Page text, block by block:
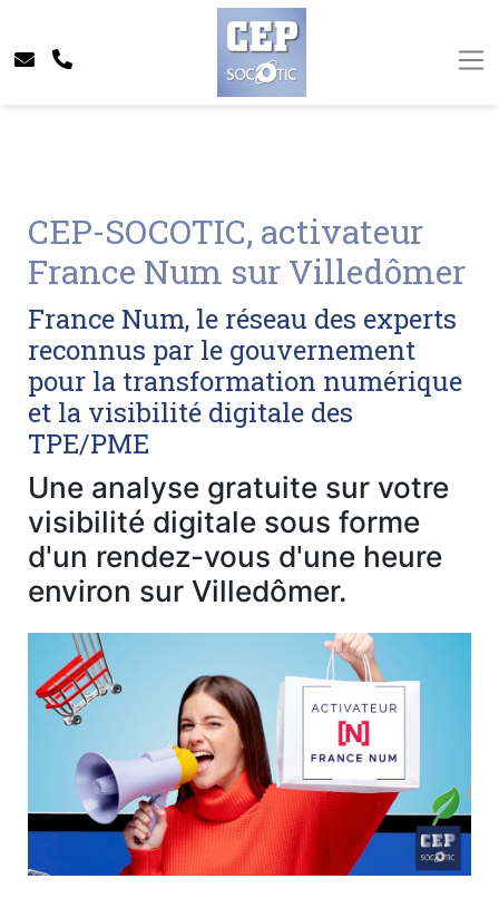
CEP-SOCOTIC, activateur
France Num sur Villedômer
France Num, le réseau des experts
reconnus par le gouvernement
pour la transformation numérique
et la visibilité digitale des
TPE/PME
Une analyse gratuite sur votre
visibilité digitale sous forme
d'un rendez-vous d'une heure
environ sur Villedômer.